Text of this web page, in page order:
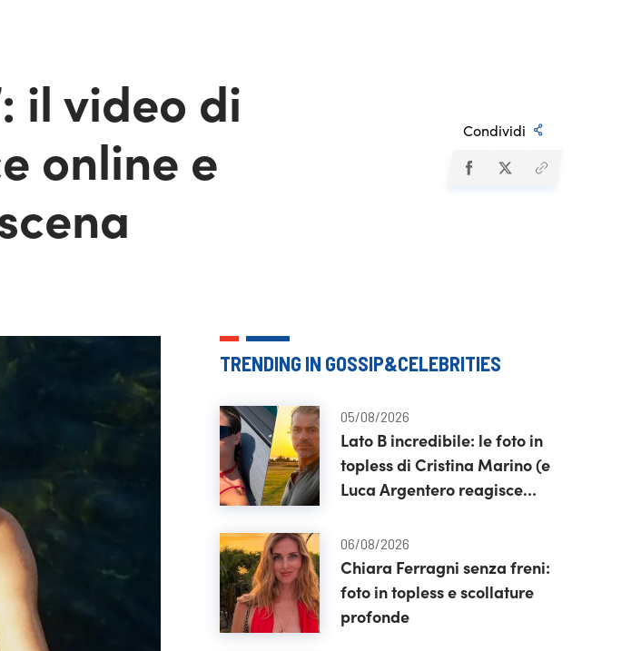
il video di
online e
Condividi
TRENDING IN GOSSIP&CELEBRITIES
05/08/2026
Lato B incredibile: le foto in
topless di Cristina Marino (e
Luca Argentero reagisce
06/08/2026
Chiara Ferragni senza freni:
foto in topless e scollature
profonde